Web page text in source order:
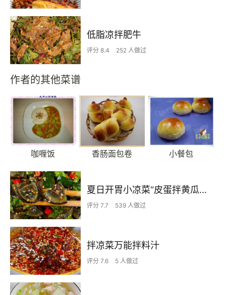
低脂凉拌肥牛
评分 8.4 252 人做过
作者的其他菜谱
咖喱饭 香肠面包卷 小餐包
夏日开胃小凉菜“皮蛋拌黄瓜🥒”开胃减脂
评分 7.7 539 人做过
拌凉菜万能拌料汁
评分 7.6 5 人做过